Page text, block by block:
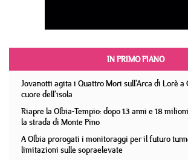
IN PRIMO PIANO
Jovanotti agita i Quattro Mori sull'Arca di Lorè a
cuore dell'isola
Riapre la Olbia-Tempio: dopo 13 anni e 18
la strada di Monte Pino
A Olbia prorogati i monitoraggi per il futuro
limitazioni sulle sopraelevate